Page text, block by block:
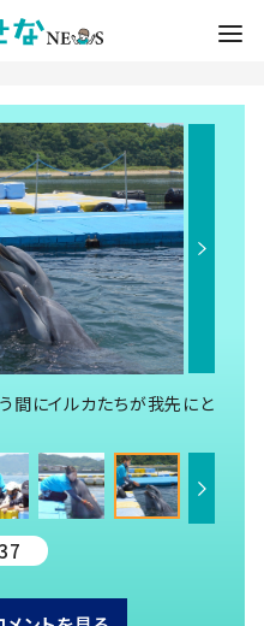
間にイルカたちが我先にと